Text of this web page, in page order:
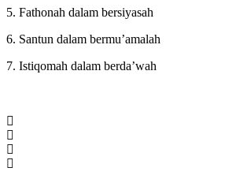
5. Fathonah dalam bersiyasah
6. Santun dalam bermu’amalah
7. Istiqomah dalam berda’wah